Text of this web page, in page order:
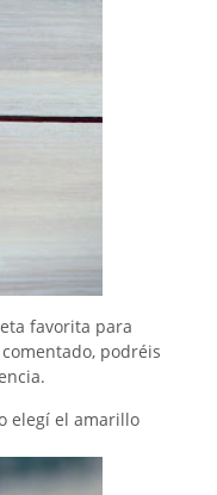
favorita para
podréis
elegí el amarillo